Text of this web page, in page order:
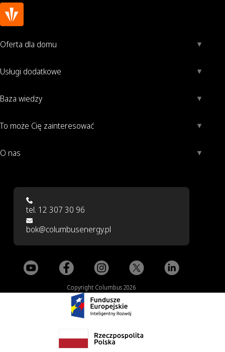
Oferta dla domu
Usługi dodatkowe
Baza wiedzy
To może Cię zainteresować
O nas
tel. 12 307 30 96
bok@columbusenergy.pl
Copyright Columbus 2026